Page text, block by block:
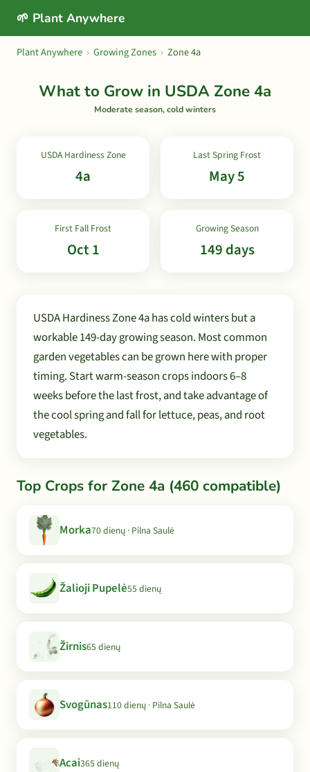
🌱 Plant Anywhere
Plant Anywhere › Growing Zones › Zone 4a
What to Grow in USDA Zone 4a
Moderate season, cold winters
USDA Hardiness Zone
4a
Last Spring Frost
May 5
First Fall Frost
Oct 1
Growing Season
149 days
USDA Hardiness Zone 4a has cold winters but a
workable 149-day growing season. Most common
garden vegetables can be grown here with proper
timing. Start warm-season crops indoors 6–8
weeks before the last frost, and take advantage of
the cool spring and fall for lettuce, peas, and root
vegetables.
Top Crops for Zone 4a (460 compatible)
Morka70 dienų · Pilna Saulė
Žalioji Pupelė55 dienų
Žirnis65 dienų
Svogūnas110 dienų · Pilna Saulė
Acai365 dienų